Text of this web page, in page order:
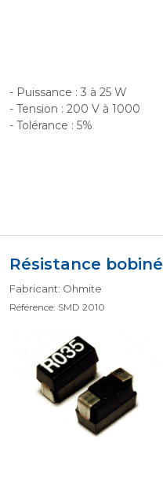
- Puissance : 3 à 25 W
- Tension : 200 V à 1000
- Tolérance : 5%
Résistance
Fabricant: Ohmite
Référence: SMD 2010